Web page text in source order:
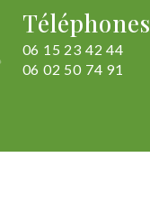
Téléphones
06 15 23 42 44
06 02 50 74 91